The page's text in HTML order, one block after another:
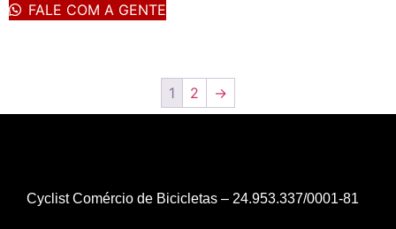
FALE COM A GENTE
1 2 →
Cyclist Comércio de Bicicletas – 24.953.337/0001-81